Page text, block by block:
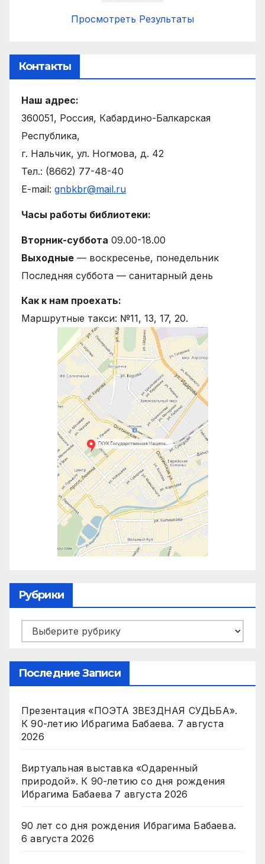
Просмотреть Результаты
Контакты
Наш адрес:
360051, Россия, Кабардино-Балкарская
Республика,
г. Нальчик, ул. Ногмова, д. 42
Тел.: (8662) 77-48-40
E-mail: gnbkbr@mail.ru
Часы работы библиотеки:
Вторник-суббота 09.00-18.00
Выходные — воскресенье, понедельник
Последняя суббота — санитарный день
Как к нам проехать:
Маршрутные такси: №11, 13, 17, 20.
Рубрики
Рубрики
Последние Записи
Презентация «ПОЭТА ЗВЕЗДНАЯ СУДЬБА».
К 90-летию Ибрагима Бабаева. 7 августа
2026
Виртуальная выставка «Одаренный
природой». К 90-летию со дня рождения
Ибрагима Бабаева 7 августа 2026
90 лет со дня рождения Ибрагима Бабаева.
6 августа 2026